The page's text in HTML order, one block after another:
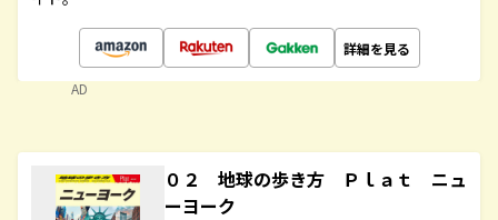
詳細を見る
AD
０２ 地球の歩き方 Ｐｌａｔ ニュ
ーヨーク